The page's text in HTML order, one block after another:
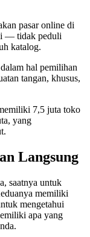
pasar online di
— tidak peduli
katalog.
hal pemilihan
tangan, khusus,
7,5 juta toko
yang
Langsung
saatnya untuk
memiliki
mengetahui
apa yang